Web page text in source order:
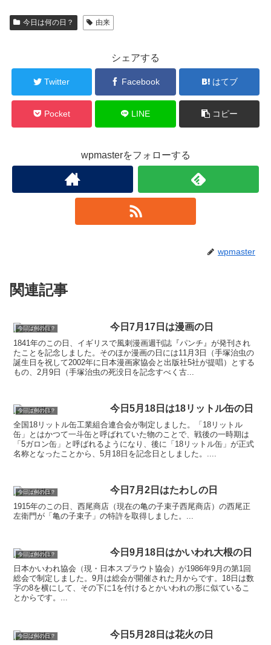
今日は何の日？ 由来
シェアする
Twitter Facebook はてブ
Pocket LINE コピー
wpmasterをフォローする
wpmaster
関連記事
今日は何の日？ 今日7月17日は漫画の日
1841年のこの日、イギリスで風刺漫画週刊誌『パンチ』が発刊され
たことを記念しました。そのほか漫画の日には11月3日（手塚治虫の
誕生日を祝して2002年に日本漫画家協会と出版社5社が提唱）とする
もの、2月9日（手塚治虫の死没日を記念すべく古...
今日は何の日？ 今日5月18日は18リットル缶の日
全国18リットル缶工業組合連合会が制定しました。「18リットル
缶」とはかつて一斗缶と呼ばれていた物のことで、戦後の一時期は
「5ガロン缶」と呼ばれるようになり、後に「18リットル缶」が正式
名称となったことから、5月18日を記念日としました。....
今日は何の日？ 今日7月2日はたわしの日
1915年のこの日、西尾商店（現在の亀の子束子西尾商店）の西尾正
左衛門が「亀の子束子」の特許を取得しました。...
今日は何の日？ 今日9月18日はかいわれ大根の日
日本かいわれ協会（現・日本スプラウト協会）が1986年9月の第1回
総会で制定しました。9月は総会が開催された月からです。18日は数
字の8を横にして、その下に1を付けるとかいわれの形に似ているこ
とからです。...
今日は何の日？ 今日5月28日は花火の日